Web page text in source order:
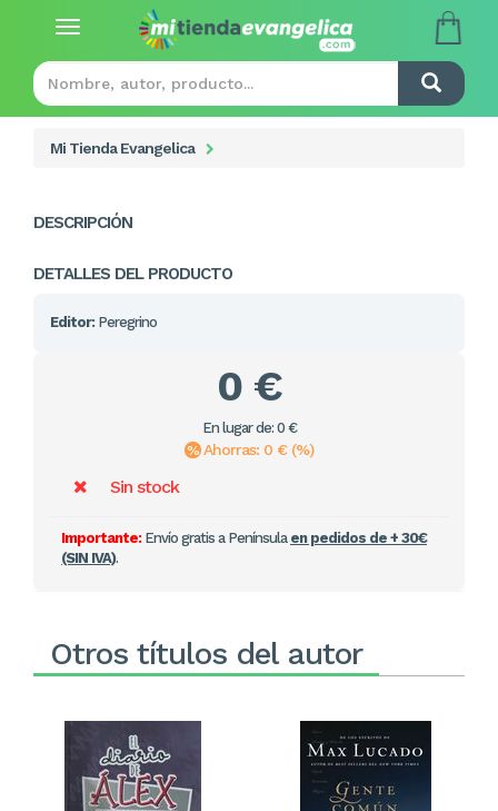
Toggle
Mi Tienda Evangelica
DESCRIPCIÓN
DETALLES DEL PRODUCTO
Editor: Peregrino
0 €
En lugar de: 0 €
Ahorras: 0 € (%)
Sin stock
Importante:Envío gratis a Península en pedidos de + 30€
(SIN IVA).
Otros títulos del autor